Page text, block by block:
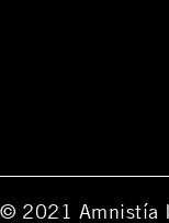
© 2021 Amnistía